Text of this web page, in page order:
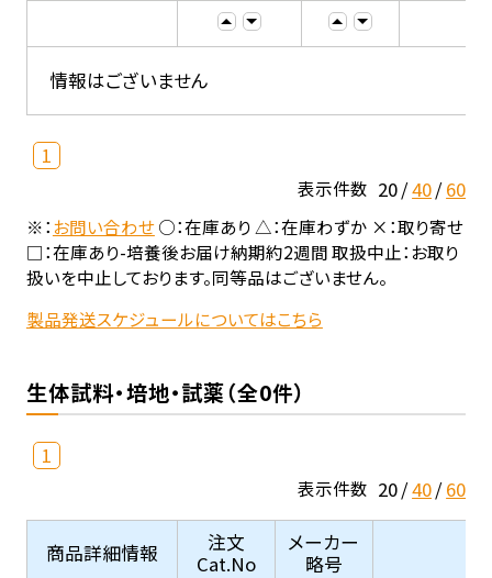
情報はございません
1
表示件数 20 40 60
※：お問い合わせ○：在庫あり △：在庫わずか ×：取り寄せ
□：在庫あり-培養後お届け納期約2週間 取扱中止：お取り
扱いを中止しております。同等品はございません。
製品発送スケジュールについてはこちら
生体試料・培地・試薬（全0件）
1
表示件数 20 40 60
商品詳細情報
注文
Cat.No
メーカー
略号